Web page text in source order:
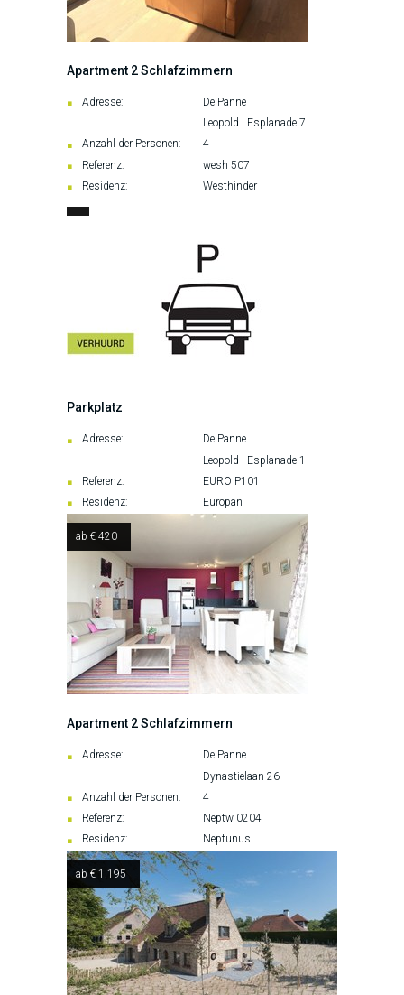
Apartment 2 Schlafzimmern
Adresse:
De Panne
Leopold I Esplanade 7
Anzahl der Personen:
4
Referenz:
wesh 507
Residenz:
Westhinder
Parkplatz
Adresse:
De Panne
Leopold I Esplanade 1
Referenz:
EURO P101
Residenz:
Europan
ab € 420
Apartment 2 Schlafzimmern
Adresse:
De Panne
Dynastielaan 26
Anzahl der Personen:
4
Referenz:
Neptw 0204
Residenz:
Neptunus
ab € 1.195